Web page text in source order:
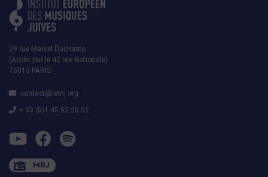
29 rue Marcel Duchamp
(Accès par le 42 rue Nationale)
75013 PARIS
contact@iemj.org
+ 33 (0)1 45 82 20 52
MRJ